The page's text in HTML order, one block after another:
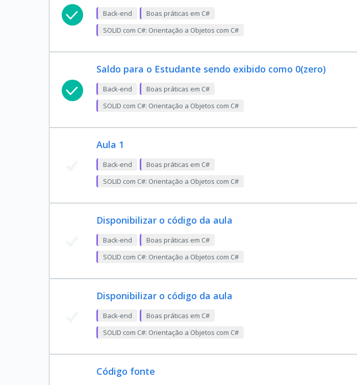
Back-end
Boas práticas em C#
SOLID com C#: Orientação a Objetos com C#
Saldo para o Estudante sendo exibido como 0(zero)
Back-end
Boas práticas em C#
SOLID com C#: Orientação a Objetos com C#
Aula 1
Back-end
Boas práticas em C#
SOLID com C#: Orientação a Objetos com C#
Disponibilizar o código da aula
Back-end
Boas práticas em C#
SOLID com C#: Orientação a Objetos com C#
Disponibilizar o código da aula
Back-end
Boas práticas em C#
SOLID com C#: Orientação a Objetos com C#
Código fonte